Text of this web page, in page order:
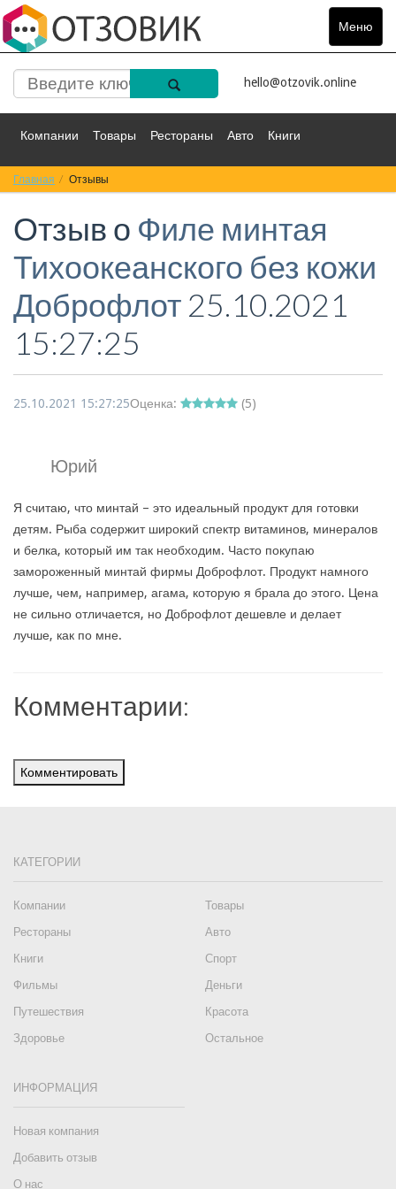
Меню
Toggle
hello@otzovik.online
Компании Товары Рестораны Авто Книги
Спорт Фильмы
Красота Здоровье Остальное
Главная Отзывы
Отзыв о Филе минтая
Тихоокеанского без кожи
Доброфлот 25.10.2021
15:27:25
25.10.2021 15:27:25Оценка: (5)
Юрий
Я считаю, что минтай – это идеальный продукт для готовки
детям. Рыба содержит широкий спектр витаминов, минералов
и белка, который им так необходим. Часто покупаю
замороженный минтай фирмы Доброфлот. Продукт намного
лучше, чем, например, агама, которую я брала до этого. Цена
не сильно отличается, но Доброфлот дешевле и делает
лучше, как по мне.
Комментарии:
Комментировать
КАТЕГОРИИ
Компании
Товары
Рестораны
Авто
Книги
Спорт
Фильмы
Деньги
Путешествия
Красота
Здоровье
Остальное
ИНФОРМАЦИЯ
Новая компания
Добавить отзыв
О нас